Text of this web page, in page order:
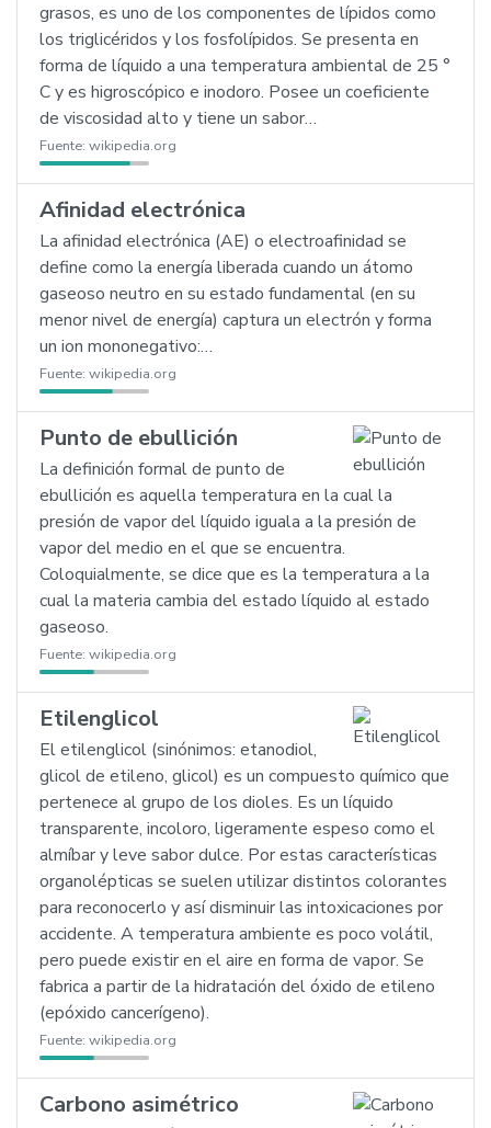
grasos, es uno de los componentes de lípidos como
los triglicéridos y los fosfolípidos. Se presenta en
forma de líquido a una temperatura ambiental de 25 °
C y es higroscópico e inodoro. Posee un coeficiente
de viscosidad alto y tiene un sabor…
Fuente: wikipedia.org
Afinidad electrónica
La afinidad electrónica (AE) o electroafinidad se
define como la energía liberada cuando un átomo
gaseoso neutro en su estado fundamental (en su
menor nivel de energía) captura un electrón y forma
un ion mononegativo:…
Fuente: wikipedia.org
Punto de ebullición
La definición formal de punto de
ebullición es aquella temperatura en la cual la
presión de vapor del líquido iguala a la presión de
vapor del medio en el que se encuentra.
Coloquialmente, se dice que es la temperatura a la
cual la materia cambia del estado líquido al estado
gaseoso.
Fuente: wikipedia.org
Etilenglicol
El etilenglicol (sinónimos: etanodiol,
glicol de etileno, glicol) es un compuesto químico que
pertenece al grupo de los dioles. Es un líquido
transparente, incoloro, ligeramente espeso como el
almíbar y leve sabor dulce. Por estas características
organolépticas se suelen utilizar distintos colorantes
para reconocerlo y así disminuir las intoxicaciones por
accidente. A temperatura ambiente es poco volátil,
pero puede existir en el aire en forma de vapor. Se
fabrica a partir de la hidratación del óxido de etileno
(epóxido cancerígeno).
Fuente: wikipedia.org
Carbono asimétrico